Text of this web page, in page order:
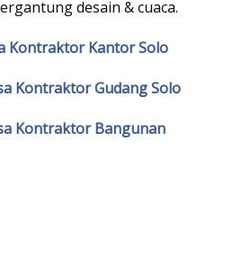
desain & cuaca.
Kontraktor Kantor Solo
Kontraktor Gudang Solo
Kontraktor Bangunan